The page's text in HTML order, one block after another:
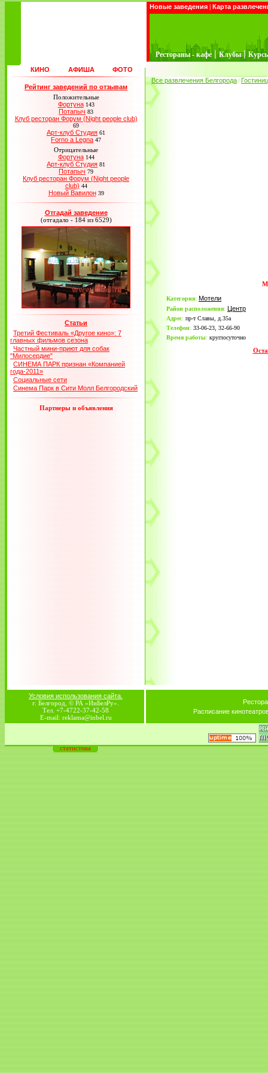
Новые заведения | Карта
Рестораны - кафе | Клубы |
КИНО АФИША ФОТО
Рейтинг заведений по отзывам
Положительные
Фортуна 143
Потапыч 83
Клуб ресторан Форум (Night people club)
69
Арт-клуб Студия 61
Forno a Legna 47
Отрицательные
Фортуна 144
Арт-клуб Студия 81
Потапыч 79
Клуб ресторан Форум (Night people
club) 44
Новый Вавилон 39
Отгадай заведение
(отгадало - 184 из 6529)
Статьи
Третий Фестиваль «Другое кино»: 7
главных фильмов сезона
Частный мини-приют для собак
"Милосердие"
СИНЕМА ПАРК признан «Компанией
года-2011»
Социальные сети
Синема Парк в Сити Молл Белгородский
Партнеры и объявления
Все развлечения Белгорода /
Категория: Мотели
Район расположения: Центр
Адрес: пр-т Славы, д.35а
Телефон: 33-06-23, 32-66-90
Время работы: круглосуточно
Условия использования сайта.
г. Белгород, © РА «ИнБелРу».
Тел. +7-4722-37-42-58
E-mail: reklama@inbel.ru
Расписание
статистика